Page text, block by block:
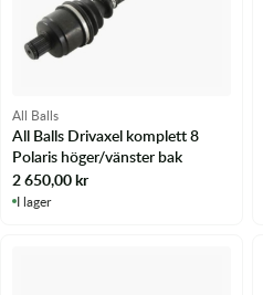
All Balls
All Balls Drivaxel komplett 8
Polaris höger/vänster bak
2 650,00kr
I lager